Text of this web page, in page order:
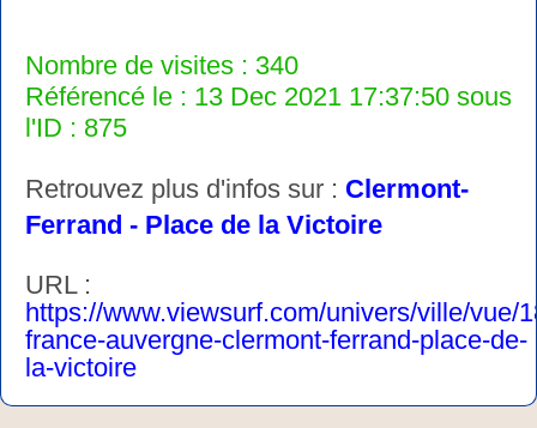
Nombre de visites : 340
Référencé le : 13 Dec 2021 17:37:50 sous
l'ID : 875
Retrouvez plus d'infos sur : Clermont-
Ferrand - Place de la Victoire
URL :
https://www.viewsurf.com/univers/ville/vue/
france-auvergne-clermont-ferrand-place-de-
la-victoire